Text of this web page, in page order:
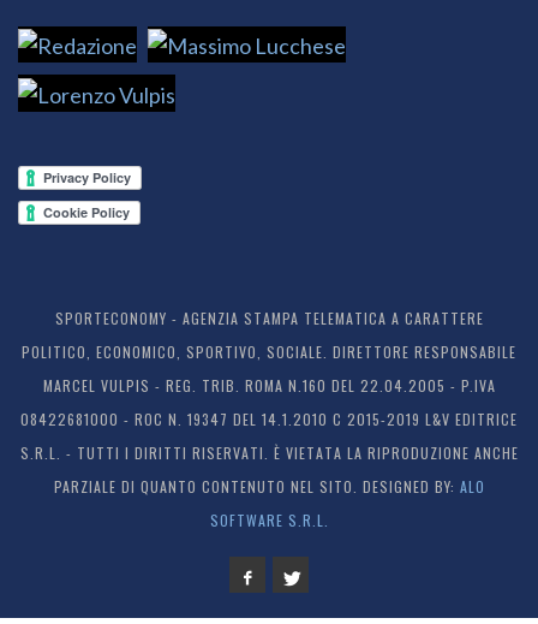
SPORTECONOMY - AGENZIA STAMPA TELEMATICA A CARATTERE
POLITICO, ECONOMICO, SPORTIVO, SOCIALE. DIRETTORE RESPONSABILE
MARCEL VULPIS - REG. TRIB. ROMA N.160 DEL 22.04.2005 - P.IVA
08422681000 - ROC N. 19347 DEL 14.1.2010 C 2015-2019 L&V EDITRICE
S.R.L. - TUTTI I DIRITTI RISERVATI. È VIETATA LA RIPRODUZIONE ANCHE
PARZIALE DI QUANTO CONTENUTO NEL SITO. DESIGNED BY: ALO
SOFTWARE S.R.L.